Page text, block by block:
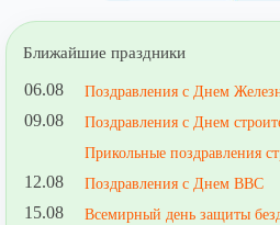
Ближайшие праздники
06.08 Поздравления с Днем
09.08
Поздравления с Днем
Прикольные поздравления
12.08 Поздравления с Днем ВВС
15.08 Всемирный день защиты